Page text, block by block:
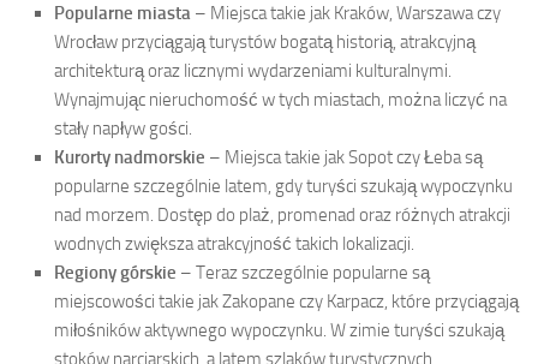
Popularne miasta – Miejsca takie jak Kraków, Warszawa czy
Wrocław przyciągają turystów bogatą historią, atrakcyjną
architekturą oraz licznymi wydarzeniami kulturalnymi.
Wynajmując nieruchomość w tych miastach, można liczyć na
stały napływ gości.
Kurorty nadmorskie – Miejsca takie jak Sopot czy Łeba są
popularne szczególnie latem, gdy turyści szukają wypoczynku
nad morzem. Dostęp do plaż, promenad oraz różnych atrakcji
wodnych zwiększa atrakcyjność takich lokalizacji.
Regiony górskie – Teraz szczególnie popularne są
miejscowości takie jak Zakopane czy Karpacz, które przyciągają
miłośników aktywnego wypoczynku. W zimie turyści szukają
stoków narciarskich, a latem szlaków turystycznych.